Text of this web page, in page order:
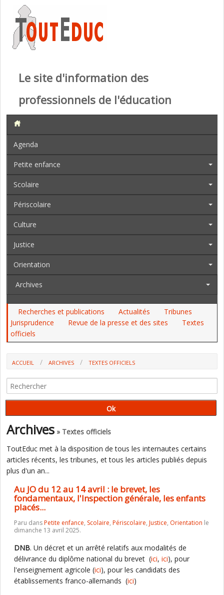
Le site d'information des
professionnels de l'éducation
Agenda
Petite enfance
Scolaire
Périscolaire
Culture
Justice
Orientation
Archives
Recherches et publications Actualités
Tribunes
Jurisprudence
Revue de la presse et des sites
Textes
officiels
ACCUEIL ARCHIVES
TEXTES OFFICIELS
L'INSPECTION GÉNÉRALE, LES ENFANTS PLACÉS...
Archives » Textes officiels
ToutEduc met à la disposition de tous les internautes certains
articles récents, les tribunes, et tous les articles publiés depuis
plus d'un an...
Au JO du 12 au 14 avril : le brevet, les
fondamentaux, l'Inspection générale, les enfants
placés...
Paru dansPetite enfance, Scolaire, Périscolaire, Justice, Orientation le
dimanche 13 avril 2025.
DNB. Un décret et un arrêté relatifs aux modalités de
délivrance du diplôme national du brevet (ici, ici), pour
l'enseignement agricole (ici), pour les candidats des
établissements franco-allemands (ici)